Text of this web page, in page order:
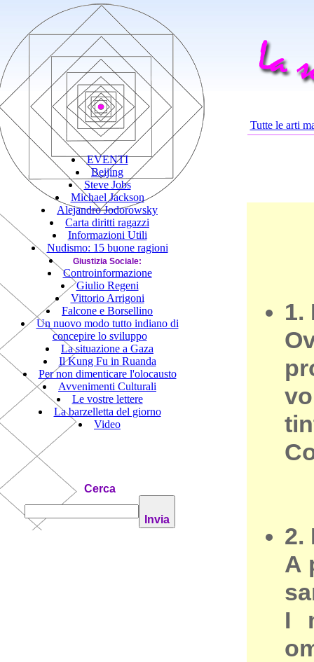
EVENTI
Beijing
Steve Jobs
Michael Jackson
Alejandro Jodorowsky
Carta diritti ragazzi
Informazioni Utili
Nudismo: 15 buone ragioni
Giustizia Sociale:
Controinformazione
Giulio Regeni
Vittorio Arrigoni
Falcone e Borsellino
Un nuovo modo tutto indiano di
concepire lo sviluppo
La situazione a Gaza
Il Kung Fu in Ruanda
Per non dimenticare l'olocausto
Avvenimenti Culturali
Le vostre lettere
La barzelletta del giorno
Video
Cerca
Tutte le arti
1.
2.
A
I